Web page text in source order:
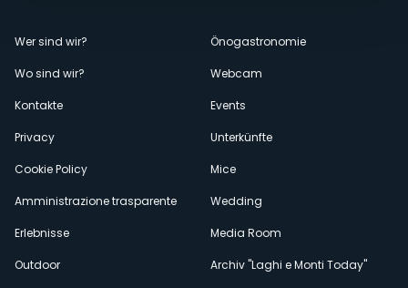
Menù
secondario
Wer sind wir?
Wo sind wir?
Kontakte
Privacy
Cookie Policy
Amministrazione trasparente
Erlebnisse
Outdoor
Önogastronomie
Webcam
Events
Unterkünfte
Mice
Wedding
Media Room
Archiv "Laghi e Monti Today"